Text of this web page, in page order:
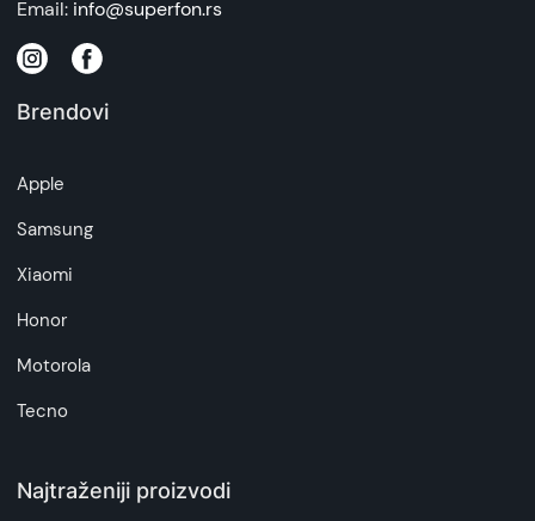
na daljinu, uslove reklamacije i povrata pročitajte
artikala budu što tačnije i detaljnije ali ne može
da garantuje da su svi podaci apsolutno ispravni.
Email: info@superfon.rs
Brendovi
Apple
Samsung
Xiaomi
Honor
Motorola
Tecno
Najtraženiji proizvodi